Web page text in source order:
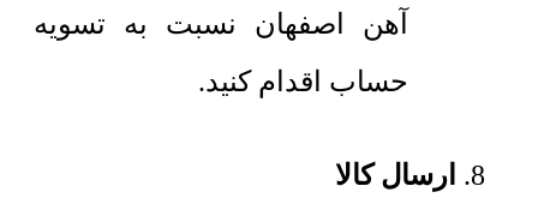
آهن اصفهان نسبت به تسویه
حساب اقدام کنید.
ارسال کالا